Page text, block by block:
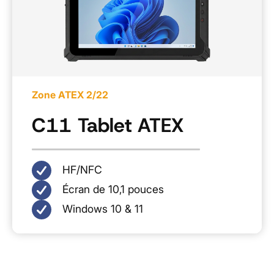
Zone ATEX 2/22
C11 Tablet ATEX
HF/NFC
Écran de 10,1 pouces
Windows 10 & 11